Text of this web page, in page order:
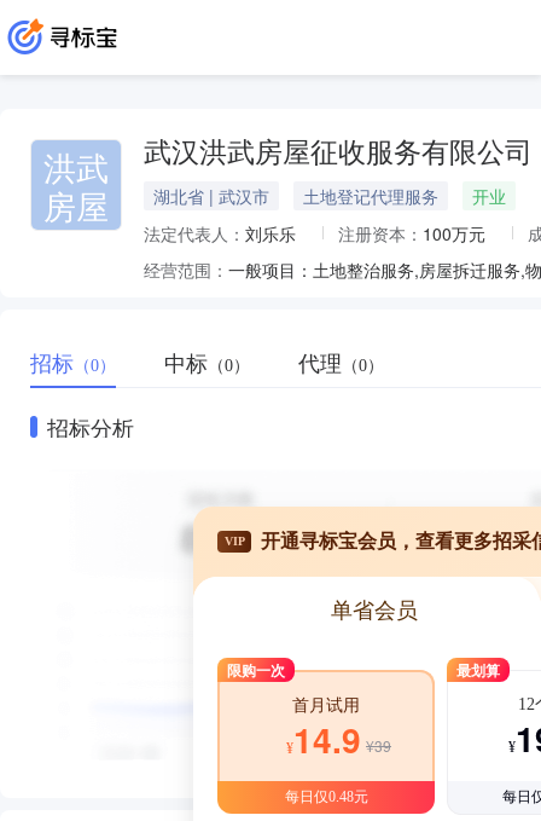
洪武
房屋
武汉洪武房屋征收服务有限公司
湖北省 | 武汉市 土地登记代理服务
开业
法定代表人： 刘乐乐 注册资本： 100万元
经营范围：
招标 （0） 中标 （0） 代理 （0）
招标分析
VIP 开通寻标宝会员，查看更多招采
单省会员
限购一次
首月试用
¥14.9 ¥39
每日仅0.48元
最划算
12
¥
每日